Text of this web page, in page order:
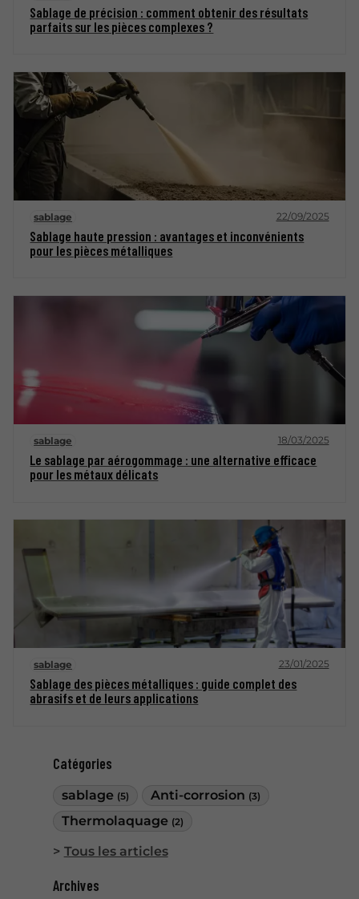
Catégories
sablage (5) Anti-corrosion (3)
Thermolaquage (2)
Tous les articles
Archives
Sablage de précision : comment obtenir des résultats
parfaits sur les pièces complexes ?
sablage 22/09/2025
Sablage haute pression : avantages et inconvénients
pour les pièces métalliques
sablage 18/03/2025
Le sablage par aérogommage : une alternative efficace
pour les métaux délicats
sablage 23/01/2025
Sablage des pièces métalliques : guide complet des
abrasifs et de leurs applications